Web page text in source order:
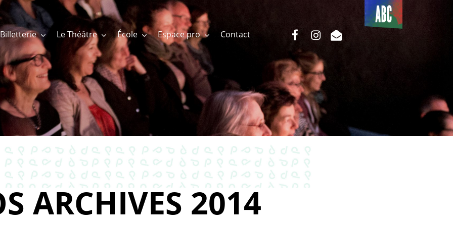
Billetterie Le Théâtre École Espace pro Contact
Du côté
de l’ABC
facebookinstagram
email
ARCHIVES 2014